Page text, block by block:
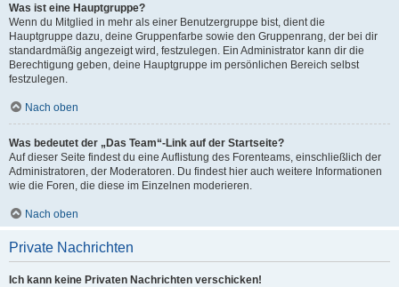
Was ist eine Hauptgruppe?
Wenn du Mitglied in mehr als einer Benutzergruppe bist, dient die
Hauptgruppe dazu, deine Gruppenfarbe sowie den Gruppenrang, der bei dir
standardmäßig angezeigt wird, festzulegen. Ein Administrator kann dir die
Berechtigung geben, deine Hauptgruppe im persönlichen Bereich selbst
festzulegen.
Nach oben
Was bedeutet der „Das Team“-Link auf der Startseite?
Auf dieser Seite findest du eine Auflistung des Forenteams, einschließlich der
Administratoren, der Moderatoren. Du findest hier auch weitere Informationen
wie die Foren, die diese im Einzelnen moderieren.
Nach oben
Private Nachrichten
Ich kann keine Privaten Nachrichten verschicken!